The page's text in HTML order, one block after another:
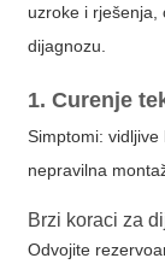
uzroke i rješenja,
dijagnozu.
1. Curenje
Simptomi: vidljive
nepravilna
Brzi koraci za
Odvojite